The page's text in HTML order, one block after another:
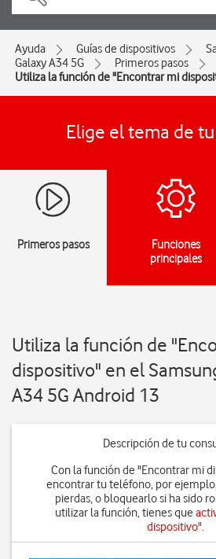
Ayuda Guías de dispositivos
Galaxy A34 5G
Primeros pasos
Utiliza la función de "Encontrar mi
Elige el tema de
Primeros pasos
Funciones
principales
Utiliza la función de
dispositivo" en el
A34 5G Android 13
Descripción de tu
Con la función de "Encontrar mi
encontrar tu teléfono, por
pierdas, o bloquearlo si ha sido
utilizar la función, tienes que
dispositivo".